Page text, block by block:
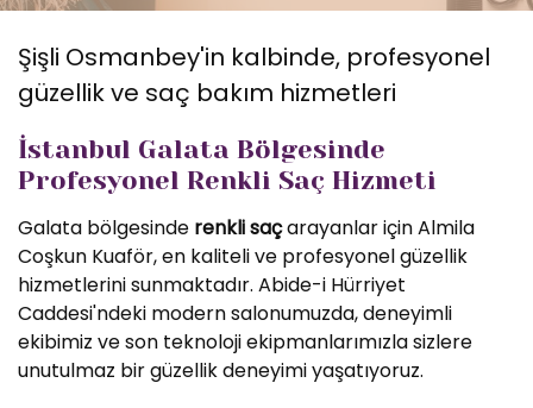
Şişli Osmanbey'in kalbinde, profesyonel
güzellik ve saç bakım hizmetleri
İstanbul Galata Bölgesinde
Profesyonel Renkli Saç Hizmeti
Galata bölgesinde renkli saçarayanlar için Almila
Coşkun Kuaför, en kaliteli ve profesyonel güzellik
hizmetlerini sunmaktadır. Abide-i Hürriyet
Caddesi'ndeki modern salonumuzda, deneyimli
ekibimiz ve son teknoloji ekipmanlarımızla sizlere
unutulmaz bir güzellik deneyimi yaşatıyoruz.